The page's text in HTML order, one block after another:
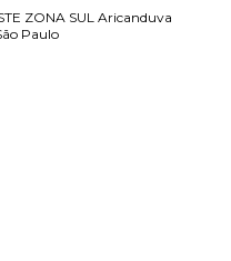
ZONA SUL Aricanduva
Paulo